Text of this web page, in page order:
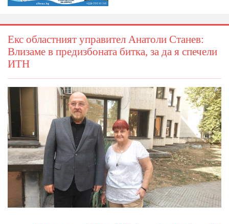
Екс областният управител Анатоли Станев:
Влизаме в предизбоната битка, за да я спечели
ИТН